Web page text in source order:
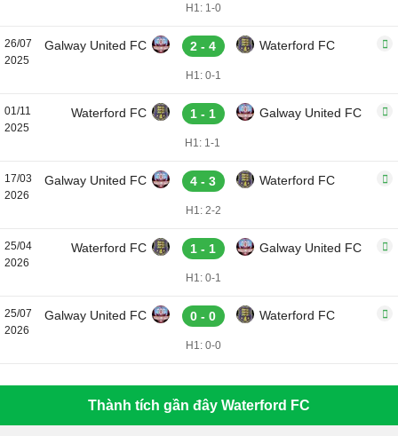
H1: 1-0
26/07
2025
Galway United FC 2 - 4 Waterford FC
H1: 0-1
01/11
2025
Waterford FC 1 - 1 Galway United FC
H1: 1-1
17/03
2026
Galway United FC 4 - 3 Waterford FC
H1: 2-2
25/04
2026
Waterford FC 1 - 1 Galway United FC
H1: 0-1
25/07
2026
Galway United FC 0 - 0 Waterford FC
H1: 0-0
Thành tích gần đây Waterford FC